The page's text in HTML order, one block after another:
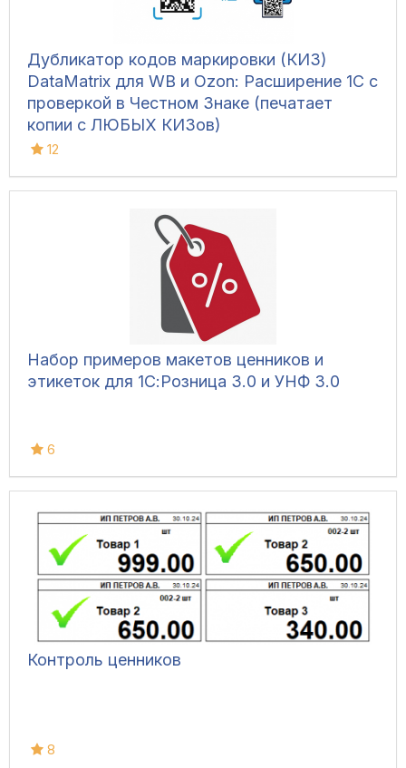
Дубликатор кодов маркировки (КИЗ)
DataMatrix для WB и Ozon: Расширение 1С с
проверкой в Честном Знаке (печатает
копии с ЛЮБЫХ КИЗов)
12
Набор примеров макетов ценников и
этикеток для 1С:Розница 3.0 и УНФ 3.0
6
Контроль ценников
8